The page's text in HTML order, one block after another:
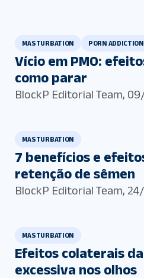
MASTURBATION PORN ADDICTION
Vício em PMO:
como parar
BlockP Editorial Team,
MASTURBATION
7 benefícios e
retenção de sêmen
BlockP Editorial Team,
MASTURBATION
Efeitos colaterais
excessiva nos olhos